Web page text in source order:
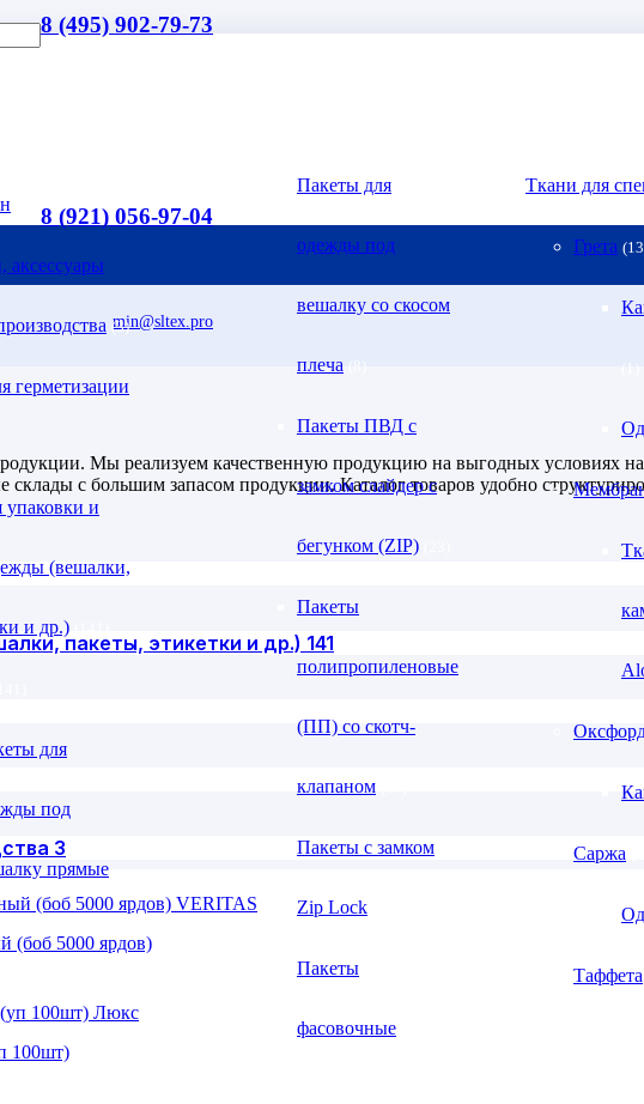
8 (495) 902-79-73
8 (921) 056-97-04
min@sltex.pro
аксессуары
(3)
герметизации
и
(вешалки,
и др.)
для
под
прямые
Пакеты для
одежды под
вешалку со скосом
плеча (8)
Пакеты ПВД с
замком слайдер с
бегунком (ZIP)
Пакеты
полипропиленовые
(ПП) со скотч-
клапаном
Пакеты с замком
Zip Lock
Пакеты
фасовочные
Ткани для
Грета
(1)
Саржа
Таффета
Мы реализуем качественную продукцию на выгодных условиях
с большим запасом продукции. Каталог товаров удобно
пакеты, этикетки и др.) 141
3
(боб 5000 ярдов)
100шт)